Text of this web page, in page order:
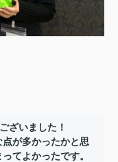
ざいました！
が多かったかと思
てよかったです。